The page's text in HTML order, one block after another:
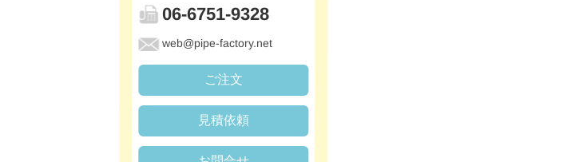
06-6751-9328
web@pipe-factory.net
ご注文
見積依頼